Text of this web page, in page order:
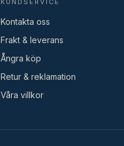
KUNDSERVICE
Kontakta oss
Frakt & leverans
Ångra köp
Retur & reklamation
Våra villkor